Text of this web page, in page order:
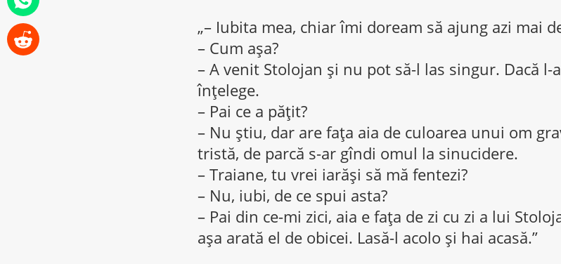
„– Iubita mea, chiar îmi doream să ajung azi mai
– Cum aşa?
– A venit Stolojan şi nu pot să-l las singur. Dacă l-
înţelege.
– Pai ce a păţit?
– Nu ştiu, dar are faţa aia de culoarea unui om
tristă, de parcă s-ar gîndi omul la sinucidere.
– Traiane, tu vrei iarăşi să mă fentezi?
– Nu, iubi, de ce spui asta?
– Pai din ce-mi zici, aia e faţa de zi cu zi a lui
aşa arată el de obicei. Lasă-l acolo şi hai acasă.”